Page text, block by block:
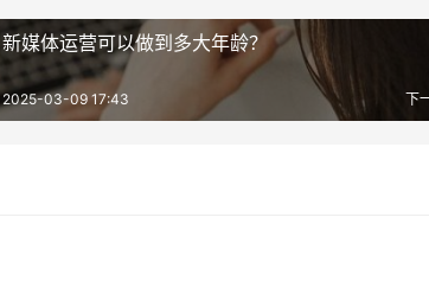
新媒体运营可以做到多大年龄？
下
2025-03-09 17:43